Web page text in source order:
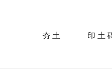
夯土 印土